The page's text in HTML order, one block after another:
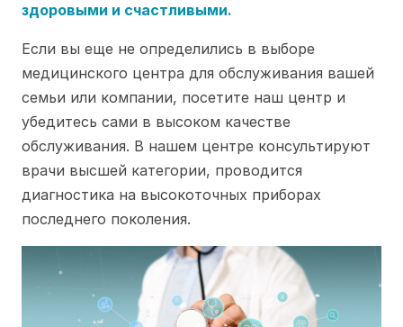
здоровыми и счастливыми.
Если вы еще не определились в выборе
медицинского центра для обслуживания вашей
семьи или компании, посетите наш центр и
убедитесь сами в высоком качестве
обслуживания. В нашем центре консультируют
врачи высшей категории, проводится
диагностика на высокоточных приборах
последнего поколения.